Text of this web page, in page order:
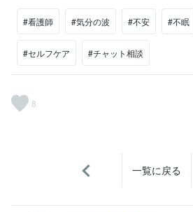
#看護師 #気分の波 #不安 #不眠
#セルフケア #チャット相談
8
一覧に戻る